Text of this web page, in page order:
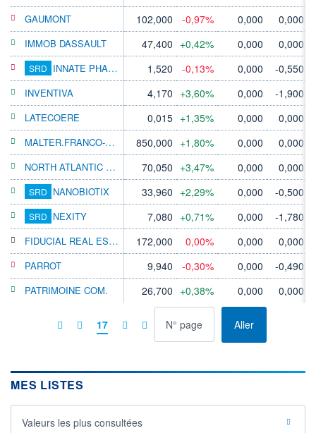
GAUMONT 102,000 -0,97% 0,000 0,000 €
IMMOB DASSAULT 47,400 +0,42% 0,000 0,000 €
SRD INNATE PHARMA 1,520 -0,13% 0,000 -0,550 €
INVENTIVA 4,170 +3,60% 0,000 -1,900 €
LATECOERE 0,015 +1,35% 0,000
0,000 €
MALTER.FRANCO-BEL
850,000 +1,80% 0,000
0,000 €
NORTH ATLANTIC ENERGIES
70,050 +3,47% 0,000 0,000 €
SRD NANOBIOTIX 33,960 +2,29% 0,000 -0,500 €
SRD NEXITY 7,080 +0,71% 0,000
-1,780 €
FIDUCIAL REAL ESTATE
172,000 0,00% 0,000 0,000 €
PARROT 9,940 -0,30% 0,000 -0,490 €
PATRIMOINE COM. 26,700 +0,38% 0,000 0,000 €
17 Allerà la page
MES LISTES
Valeurs les plus consultées